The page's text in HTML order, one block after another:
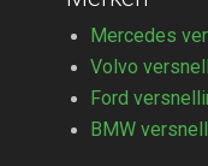
Mercedes
Volvo
Ford
BMW